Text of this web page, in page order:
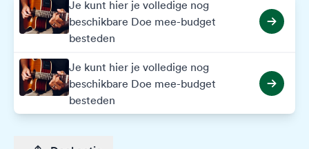
Je kunt hier je volledige nog
beschikbare Doe mee-budget
besteden
Je kunt hier je volledige nog
beschikbare Doe mee-budget
besteden